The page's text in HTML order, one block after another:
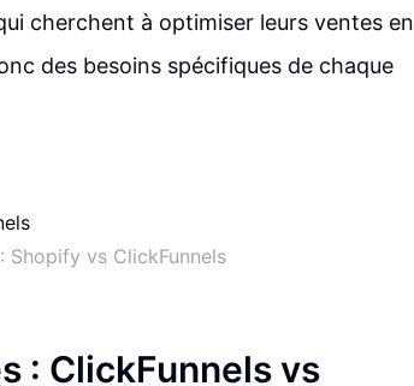
cherchent à optimiser leurs ventes en
des besoins spécifiques de chaque
Shopify vs ClickFunnels
: ClickFunnels vs